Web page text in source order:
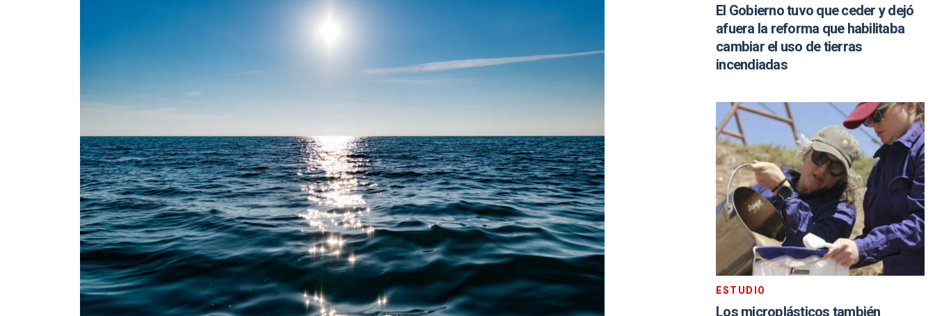
El Gobierno tuvo que ceder y dejó
afuera la reforma que habilitaba
cambiar el uso de tierras
incendiadas
ESTUDIO